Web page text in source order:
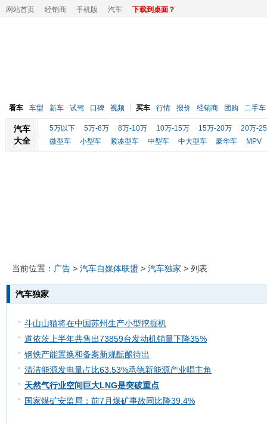
网站首页 经销商 手机版 汽车 下载到桌面？
看车 车型 新车 试驾 口碑 视频 买车 行情 报价 经销商 团购 二手车
汽车
大全
5万以下 5万-8万 8万-10万 10万-15万 15万-20万
20万-
微型车
小型车 紧凑型车 中型车 中大型车 豪华车 MPV
当前位置： 广告 > 汽车自媒体联盟 > 汽车独家 > 列表
汽车独家
斗山山猫将在中国苏州生产小型挖掘机
道依茨上半年共售出73859台发动机销量下降35%
钢铁产能置换和备案新规酝酿待出
清洁能源发电量占比63.53%承德新能源产业唱主角
天然气行业空间巨大LNG是突破重点
国家煤矿安监局：前7月煤矿事故同比降39.4%